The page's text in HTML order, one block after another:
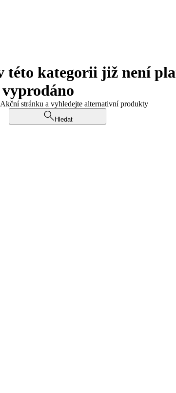
této kategorii již není
stránku a vyhledejte alternativní produkty
Hledat